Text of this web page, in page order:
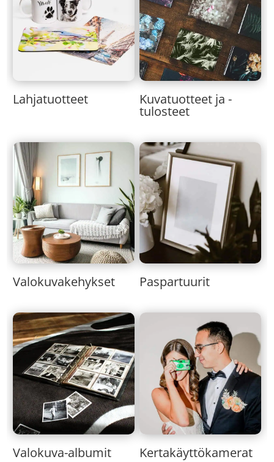
Lahjatuotteet Kuvatuotteet ja -
tulosteet
Valokuvakehykset Paspartuurit
Valokuva-albumit Kertakäyttökamerat